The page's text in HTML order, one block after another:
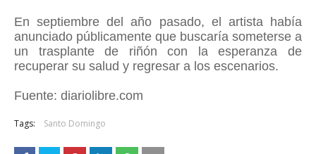
En septiembre del año pasado, el artista había
anunciado públicamente que buscaría someterse a
un trasplante de riñón con la esperanza de
recuperar su salud y regresar a los escenarios.
Fuente: diariolibre.com
Tags: Santo Domingo